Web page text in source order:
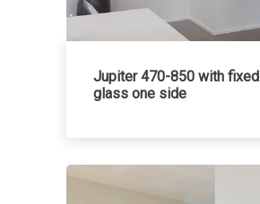
Jupiter 470-850 with fixed
glass one side